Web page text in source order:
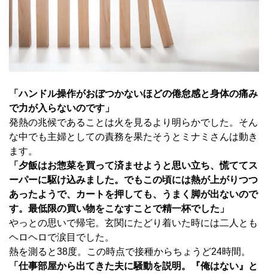
「ハンドル操作がおぼつかないほどの倦怠感と身体の痛み
で力が入らないのです」
発熱の兆候であることは火を見るより明らかでした。そん
な中でも主婦としての責務を果たそうとミナミさんは動き
ます。
「夕飯はお惣菜を買って済ませようと思い立ち、慌ててス
ーパーに駆け込みました。でもこの頃には熱が上がりつつ
あったようで、カートを押しても、うまく脚が出ないので
す。最低限の買い物をこなすことで精一杯でした」
やっとの思いで帰宅。玄関にたどり着いた時には二人とも
ヘロヘロで涙目でした。
熱を測ると38度。この時点で接種からちょうど24時間。
「仕事部屋から出てきた夫に騒動を説明。『俺はない』と